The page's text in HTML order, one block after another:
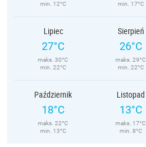
min. 12°C
min. 17°C
Lipiec
27°C
maks. 30°C
min. 22°C
Sierpień
26°C
maks. 29°C
min. 22°C
Październik
18°C
maks. 22°C
min. 13°C
Listopad
13°C
maks. 17°C
min. 8°C